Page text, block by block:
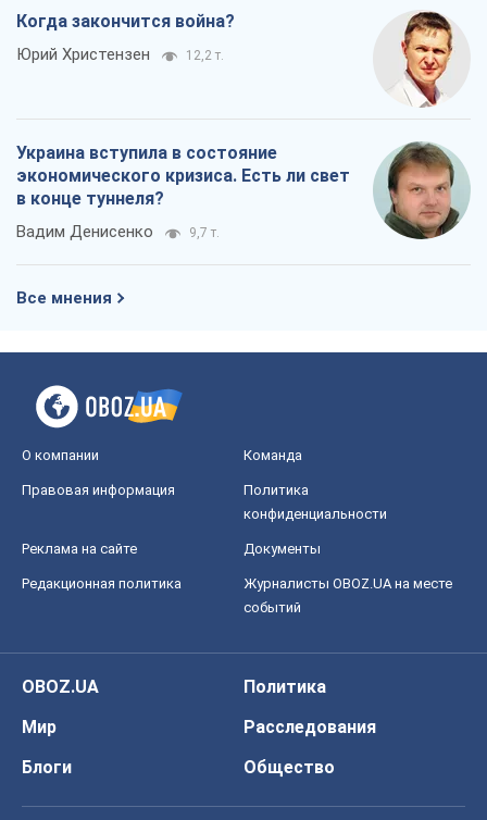
Когда закончится война?
Юрий Христензен 12,2 т.
Украина вступила в состояние
экономического кризиса. Есть ли свет
в конце туннеля?
Вадим Денисенко 9,7 т.
Все мнения
О компании Команда
Правовая информация
Политика
конфиденциальности
Реклама на сайте Документы
Редакционная политика
Журналисты OBOZ.UA на месте
событий
OBOZ.UA
Политика
Мир
Расследования
Блоги
Общество